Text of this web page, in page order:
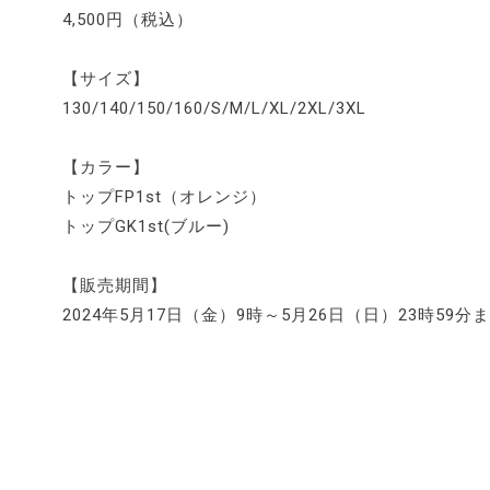
4,500円（税込）
【サイズ】
130/140/150/160/S/M/L/XL/2XL/3XL
【カラー】
トップFP1st（オレンジ）
トップGK1st(ブルー)
【販売期間】
2024年5月17日（金）9時～5月26日（日）23時59分